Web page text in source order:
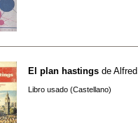
El plan hastings de
Libro usado (Castellano)